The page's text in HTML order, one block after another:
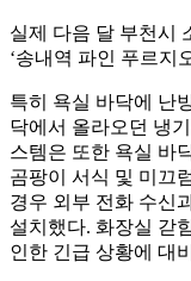
실제 다음 달 부천시
‘송내역 파인 푸르지
특히 욕실 바닥에 난
닥에서 올라오던 냉
스템은 또한 욕실 바
곰팡이 서식 및 미끄
경우 외부 전화 수신
설치했다. 화장실 갇
인한 긴급 상황에 대